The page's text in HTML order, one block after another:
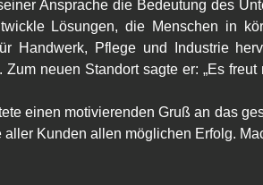
Ansprache die Bedeutung des
Lösungen, die Menschen in
Handwerk, Pflege und Industrie
neuen Standort sagte er: „Es
einen motivierenden Gruß an das
Kunden allen möglichen Erfolg.